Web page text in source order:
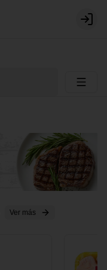
Login
Ver más